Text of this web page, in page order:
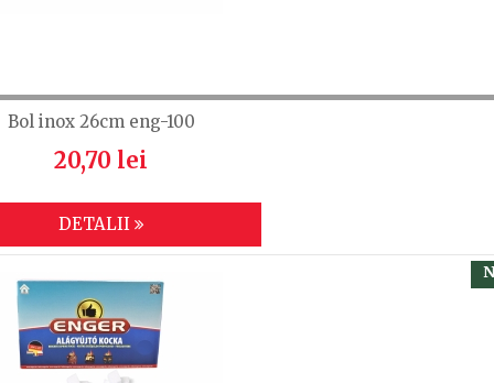
Bol inox 26cm eng-100
20,70 lei
DETALII